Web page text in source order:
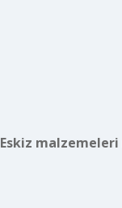
Eskiz